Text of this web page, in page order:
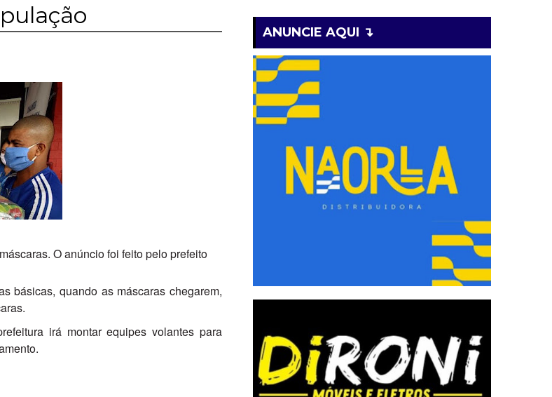
O anúncio foi feito pelo prefeito
básicas, quando as máscaras chegarem,
irá montar equipes volantes para
ANUNCIE AQUI ↴